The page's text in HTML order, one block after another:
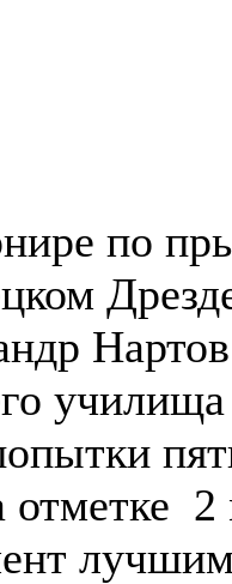
по
отметке 2